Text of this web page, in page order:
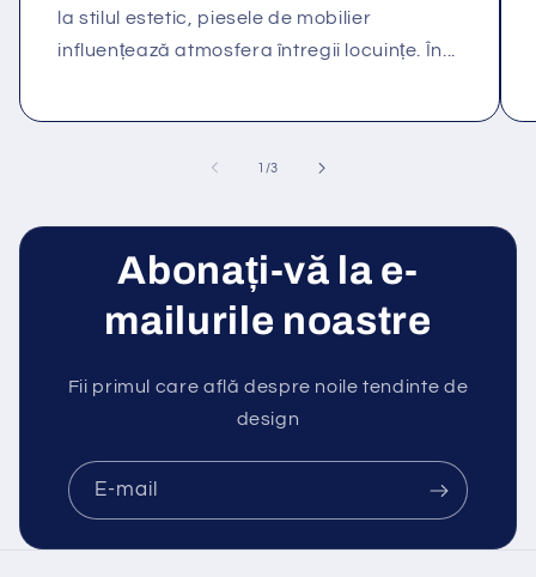
la stilul estetic, piesele de mobilier
influențează atmosfera întregii locuințe. În...
1 /din
3
Abonați-vă la e-
mailurile noastre
Fii primul care află despre noile tendinte de
design
E-mail